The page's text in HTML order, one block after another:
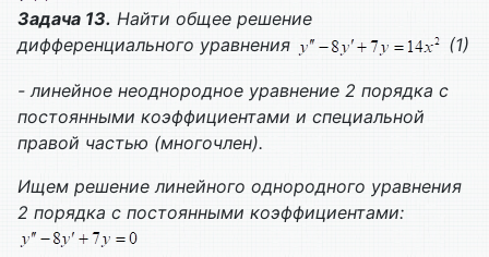
Задача 13. Найти общее решение
дифференциального уравнения
(1)
- линейное неоднородное уравнение 2 порядка с
постоянными коэффициентами и специальной
правой частью (многочлен).
Ищем решение линейного однородного уравнения
2 порядка с постоянными коэффициентами: